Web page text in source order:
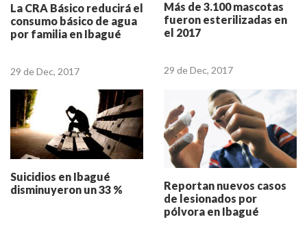
La CRA Básico reducirá el
consumo básico de agua
por familia en Ibagué
29 de Dec, 2017
Más de 3.100 mascotas
fueron esterilizadas en
el 2017
29 de Dec, 2017
Suicidios en Ibagué
disminuyeron un 33 %
Reportan nuevos casos
de lesionados por
pólvora en Ibagué